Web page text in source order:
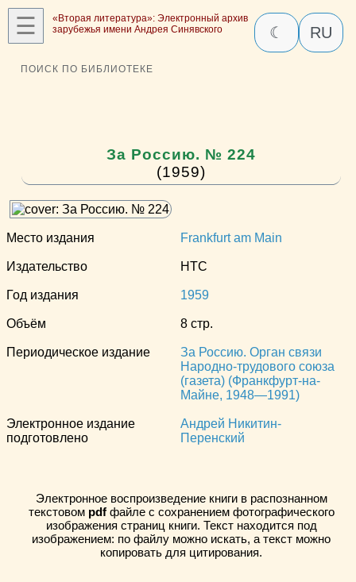
☰
«Вторая литература»: Электронный архив
зарубежья имени Андрея Синявского
☾ RU
ПОИСК ПО БИБЛИОТЕКЕ
За Россию. № 224
(1959)
Место издания Frankfurt am Main
Издательство НТС
Год издания 1959
Объём 8 стр.
Периодическое издание
За Россию. Орган связи
Народно-трудового союза
(газета) (Франкфурт-на-
Майне, 1948—1991)
Электронное издание
подготовлено
Андрей Никитин-
Перенский
Электронное воспроизведение книги в распознанном
текстовом pdfфайле с сохранением фотографического
изображения страниц книги. Текст находится под
изображением: по файлу можно искать, а текст можно
копировать для цитирования.